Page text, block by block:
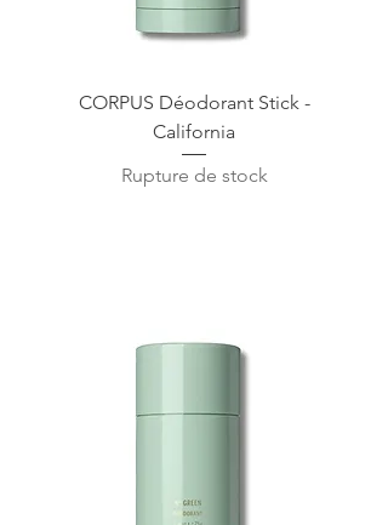
CORPUS Déodorant Stick -
California
Rupture de stock